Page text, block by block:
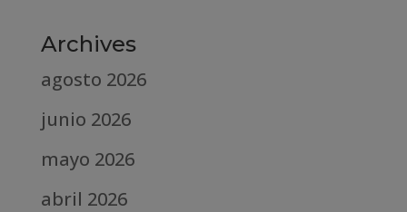
Archives
agosto 2026
junio 2026
mayo 2026
abril 2026